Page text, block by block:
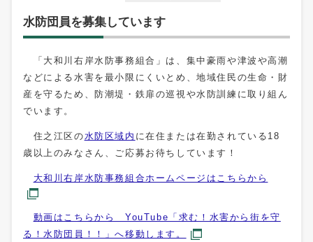
水防団員を募集しています
「大和川右岸水防事務組合」は、集中豪雨や津波や高潮
などによる水害を最小限にくいとめ、地域住民の生命・財
産を守るため、防潮堤・鉄扉の巡視や水防訓練に取り組ん
でいます。
住之江区の水防区域内 に在住または在勤されている18
歳以上のみなさん、ご応募お待ちしています！
大和川右岸水防事務組合ホームページはこちらから
動画はこちらから YouTube「求む！水害から街を守
る！水防団員！！」へ移動します。